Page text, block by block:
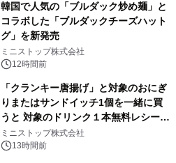
韓国で人気の「ブルダック炒め麺」と
コラボした「ブルダックチーズハット
グ」を新発売
ミニストップ株式会社
12時間前
「クランキー唐揚げ」と対象のおにぎ
りまたはサンドイッチ1個を一緒に買
うと 対象のドリンク１本無料レシート
クーポンもらえる！※1
ミニストップ株式会社
13時間前